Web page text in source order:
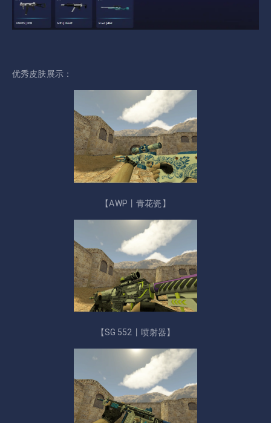
优秀皮肤展示：
【AWP丨青花瓷】
【SG 552丨喷射器】